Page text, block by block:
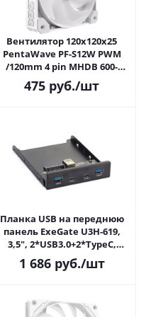
Вентилятор 120x120x25
PentaWave PF-S12W PWM
/120mm 4 pin MHDB 600-
1950rpm 69,5CFM 29.7dBA /
White
475 руб./шт
Планка USB на переднюю
панель ExeGate U3H-619,
3,5", 2*USB3.0+2*TypeC,
черная, металл,
подсоединение к мат.
1 686руб./шт